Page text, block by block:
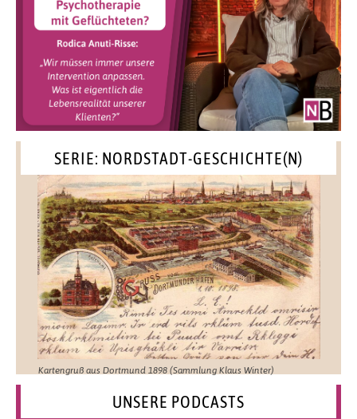
SERIE: NORDSTADT-GESCHICHTE(N)
Kartengruß aus Dortmund 1898 (Sammlung Klaus Winter)
UNSERE PODCASTS